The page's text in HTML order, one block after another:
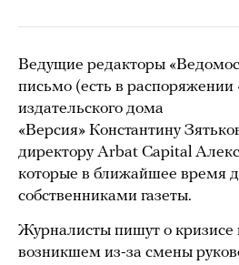
Ведущие редакторы
письмо (есть в распоряжении
издательского дома
«Версия» Константину
директору Arbat Capital
которые в ближайшее время
собственниками газеты.
Журналисты пишут о кризисе
возникшем из-за смены